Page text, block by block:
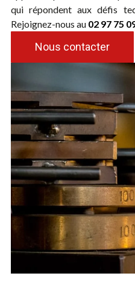
qui répondent aux défis
Rejoignez-nous au 02 97 75
Nous contacter